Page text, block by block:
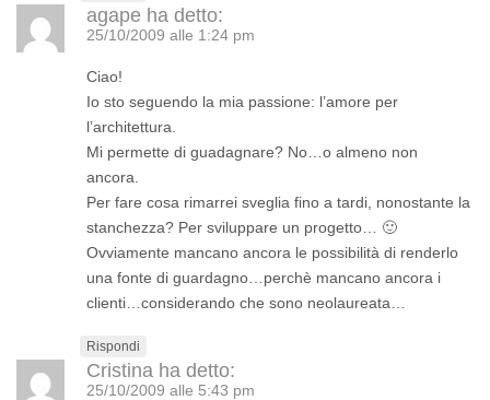
agape ha detto:
25/10/2009 alle 1:24 pm
Ciao!
Io sto seguendo la mia passione: l’amore per
l’architettura.
Mi permette di guadagnare? No…o almeno non
ancora.
Per fare cosa rimarrei sveglia fino a tardi, nonostante la
stanchezza? Per sviluppare un progetto… 🙂
Ovviamente mancano ancora le possibilità di renderlo
una fonte di guardagno…perchè mancano ancora i
clienti…considerando che sono neolaureata…
Rispondi
Cristina ha detto:
25/10/2009 alle 5:43 pm